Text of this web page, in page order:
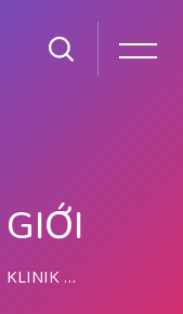
ABORSI MALANG